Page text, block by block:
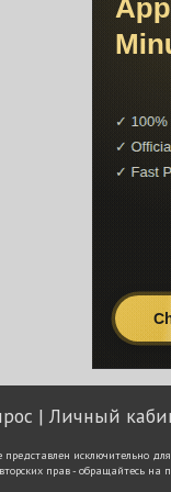
Личный
исключительно
прав - обращайтесь на